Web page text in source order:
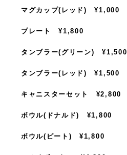
マグカップ(レッド) ¥1,000
プレート ¥1,800
タンブラー(グリーン) ¥1,500
タンブラー(レッド) ¥1,500
キャニスターセット ¥2,800
ボウル(ドナルド) ¥1,800
ボウル(ピート) ¥1,800